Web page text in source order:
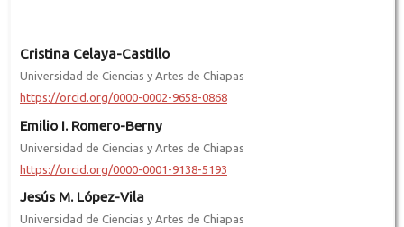
Cristina Celaya-Castillo
Universidad de Ciencias y Artes de Chiapas
https://orcid.org/0000-0002-9658-0868
Emilio I. Romero-Berny
Universidad de Ciencias y Artes de Chiapas
https://orcid.org/0000-0001-9138-5193
Jesús M. López-Vila
Universidad de Ciencias y Artes de Chiapas